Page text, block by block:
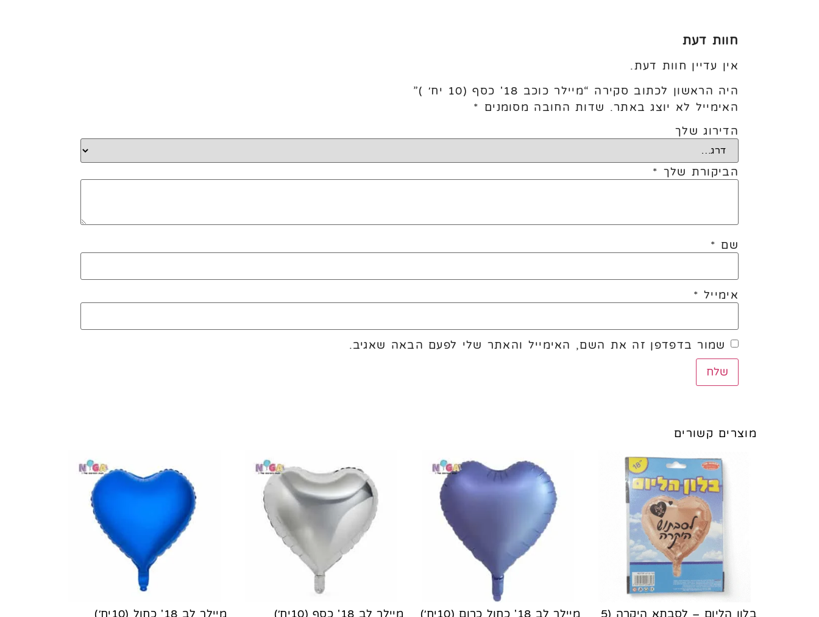
חוות דעת
אין עדיין חוות דעת.
היה הראשון לכתוב סקירה “מיילר כוכב 18' כסף (10 יח׳ )”
האימייל לא יוצג באתר. שדות החובה מסומנים *
הדירוג שלך
הביקורת שלך *
שם *
אימייל *
שמור בדפדפן זה את השם, האימייל והאתר שלי לפעם הבאה שאגיב.
מוצרים קשורים
בלון הליום – לסבתא היקרה (5
מיילר לב 18' כחול כרום (10יח׳)
מיילר לב 18' כסף (10יח׳)
מיילר לב 18' כחול (10יח׳)